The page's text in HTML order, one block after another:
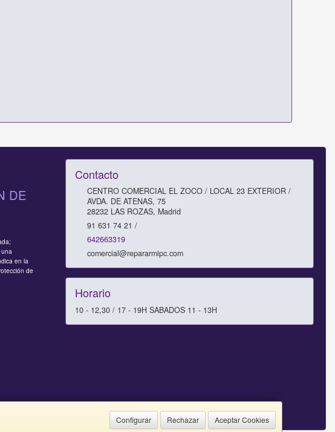
Configurar Rechazar Aceptar Cookies
DE
en la
de
Contacto
CENTRO COMERCIAL EL ZOCO / LOCAL 23 EXTERIOR /
AVDA. DE ATENAS, 75
28232 LAS ROZAS, Madrid
91 631 74 21 /
642663319
comercial@repararmipc.com
Horario
10 - 12,30 / 17 - 19H SABADOS 11 - 13H